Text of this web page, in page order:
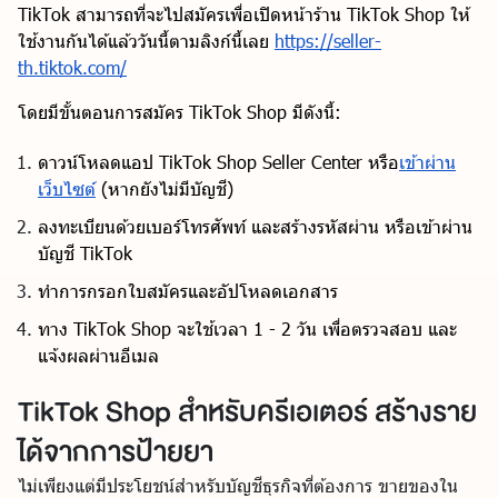
TikTok สามารถที่จะไปสมัครเพื่อเปิดหน้าร้าน TikTok Shop ให้
ใช้งานกันได้แล้ววันนี้ตามลิงก์นี้เลย https://seller-
th.tiktok.com/
โดยมีขั้นตอนการสมัคร TikTok Shop มีดังนี้:
ดาวน์โหลดแอป TikTok Shop Seller Center หรือเข้าผ่าน
เว็บไซต์(หากยังไม่มีบัญชี)
ลงทะเบียนด้วยเบอร์โทรศัพท์ และสร้างรหัสผ่าน หรือเข้าผ่าน
บัญชี TikTok
ทำการกรอกใบสมัครและอัปโหลดเอกสาร
ทาง TikTok Shop จะใช้เวลา 1 - 2 วัน เพื่อตรวจสอบ และ
แจ้งผลผ่านอีเมล
TikTok Shop สำหรับครีเอเตอร์ สร้างราย
ได้จากการป้ายยา
ไม่เพียงแต่มีประโยชน์สำหรับบัญชีธุรกิจที่ต้องการ ขายของใน